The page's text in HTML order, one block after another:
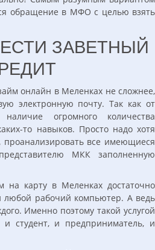
обращение в МФО с целью взять
ЗАВЕТНЫЙ
онлайн в Меленках не сложнее,
электронную почту. Так как от
огромного количества
то навыков. Просто надо хотя
все имеющиеся
МКК заполненную
на карту в Меленках достаточно
любой рабочий компьютер. А ведь
Именно поэтому такой услугой
и студент, и предприниматель, и